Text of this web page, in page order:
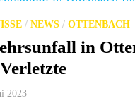
/NEWS /OTTENBACH
in
2023